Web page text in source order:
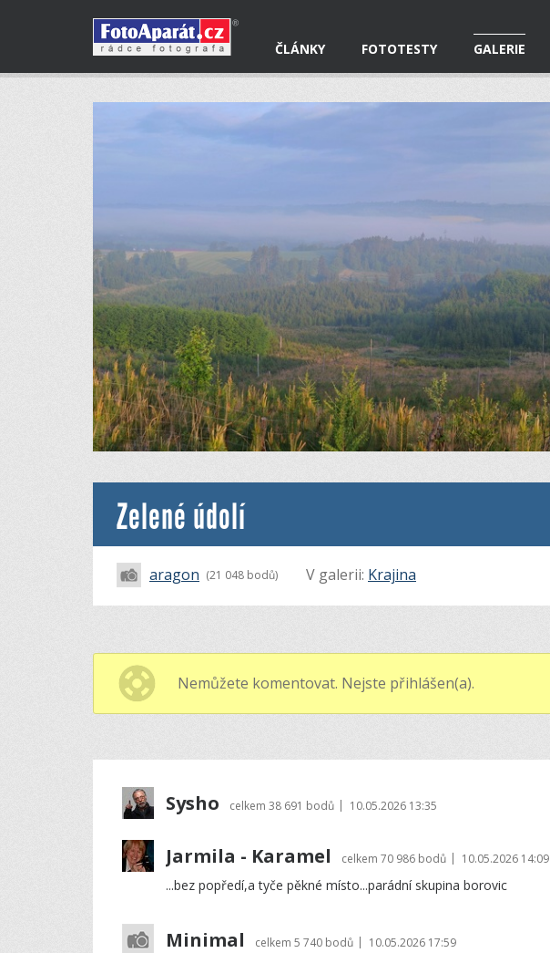
ČLÁNKY FOTOTESTY GALERIE
Zelené údolí
aragon (21 048 bodů) V galerii: Krajina
Nemůžete komentovat. Nejste přihlášen(a).
Sysho celkem 38 691 bodů | 10.05.2026 13:35
Jarmila - Karamel celkem 70 986 bodů | 10.05.2026 14:09
...bez popředí,a tyče pěkné místo...parádní skupina borovic
Minimal celkem 5 740 bodů | 10.05.2026 17:59